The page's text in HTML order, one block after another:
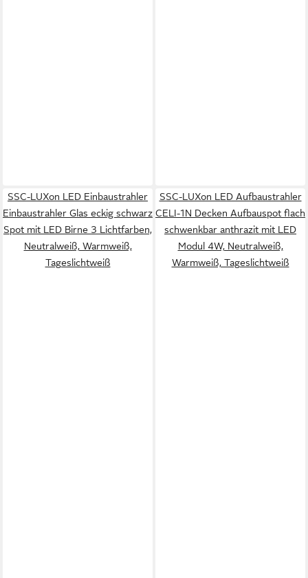
SSC-LUXon LED Einbaustrahler
Einbaustrahler Glas eckig schwarz
Spot mit LED Birne 3 Lichtfarben,
Neutralweiß, Warmweiß,
Tageslichtweiß
SSC-LUXon LED Aufbaustrahler
CELI-1N Decken Aufbauspot flach
schwenkbar anthrazit mit LED
Modul 4W, Neutralweiß,
Warmweiß, Tageslichtweiß